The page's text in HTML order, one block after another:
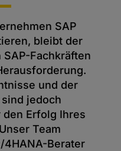
SAP
bleibt der
Fachkräften
und der
jedoch
Erfolg Ihres
Team
4HANA-Berater